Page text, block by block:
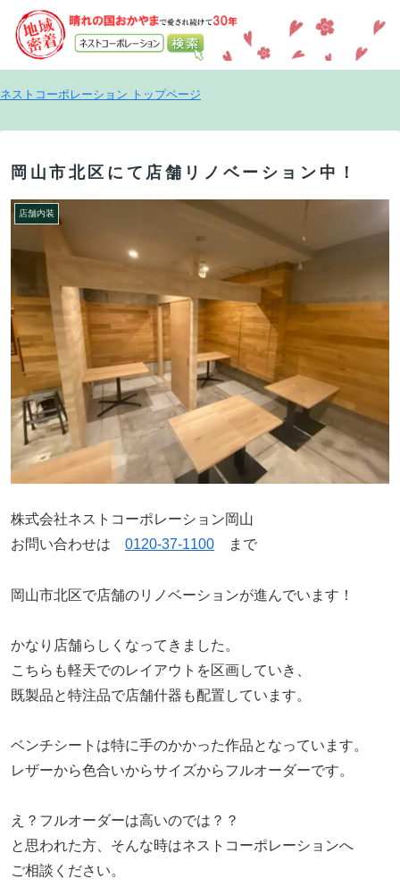
ネストコーポレーション トップページ
岡山市北区にて店舗リノベーション中！
店舗内装
株式会社ネストコーポレーション岡山
お問い合わせは 0120-37-1100 まで
岡山市北区で店舗のリノベーションが進んでいます！
かなり店舗らしくなってきました。
こちらも軽天でのレイアウトを区画していき、
既製品と特注品で店舗什器も配置しています。
ベンチシートは特に手のかかった作品となっています。
レザーから色合いからサイズからフルオーダーです。
え？フルオーダーは高いのでは？？
と思われた方、そんな時はネストコーポレーションへ
ご相談ください。